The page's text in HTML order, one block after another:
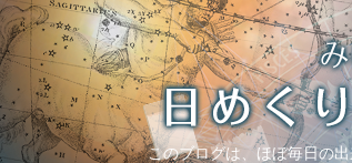
このブログは、ほぼ毎日の